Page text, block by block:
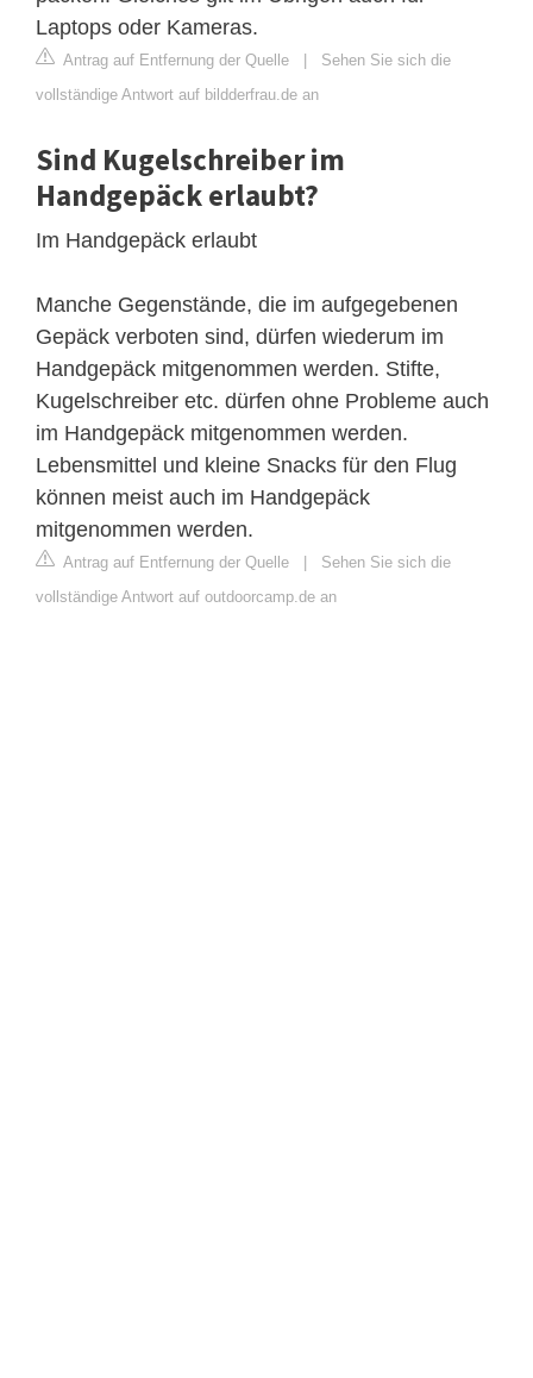
Laptops oder Kameras.
Antrag auf Entfernung der Quelle | Sehen Sie sich die
vollständige Antwort auf bildderfrau.de an
Sind Kugelschreiber im
Handgepäck erlaubt?
Im Handgepäck erlaubt
Manche Gegenstände, die im aufgegebenen
Gepäck verboten sind, dürfen wiederum im
Handgepäck mitgenommen werden. Stifte,
Kugelschreiber etc. dürfen ohne Probleme auch
im Handgepäck mitgenommen werden.
Lebensmittel und kleine Snacks für den Flug
können meist auch im Handgepäck
mitgenommen werden.
Antrag auf Entfernung der Quelle | Sehen Sie sich die
vollständige Antwort auf outdoorcamp.de an